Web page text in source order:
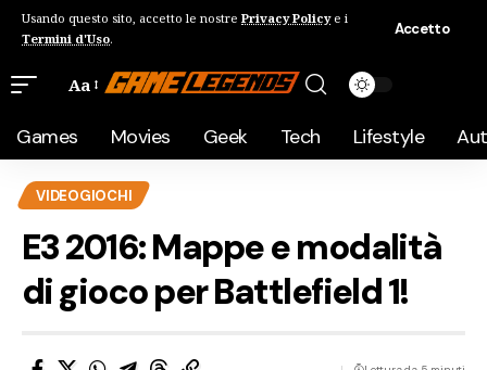
Usando questo sito, accetto le nostre Privacy Policye i
Termini d'Uso.
Accetto
Aa
Games Movies Geek Tech Lifestyle
VIDEOGIOCHI
E3 2016: Mappe e modalità
di gioco per Battlefield 1!